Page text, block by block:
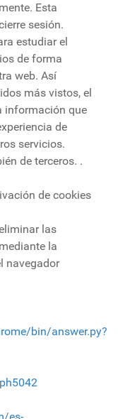
Esta
sesión.
estudiar el
de forma
web. Así
más vistos, el
información que
de
servicios.
de terceros. .
de cookies
las
la
navegador
bin/answer.py?